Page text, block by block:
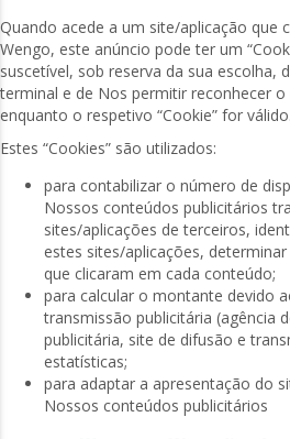
Quando acede a um site/aplicação que
Wengo, este anúncio pode ter um
suscetível, sob reserva da sua escolha,
terminal e de Nos permitir reconhecer
enquanto o respetivo “Cookie” for válido.
Estes “Cookies” são utilizados:
para contabilizar o número de
Nossos conteúdos publicitários
sites/aplicações de terceiros,
estes sites/aplicações,
que clicaram em cada conteúdo;
para calcular o montante devido
transmissão publicitária (agência
publicitária, site de difusão e
estatísticas;
para adaptar a apresentação do
Nossos conteúdos publicitários